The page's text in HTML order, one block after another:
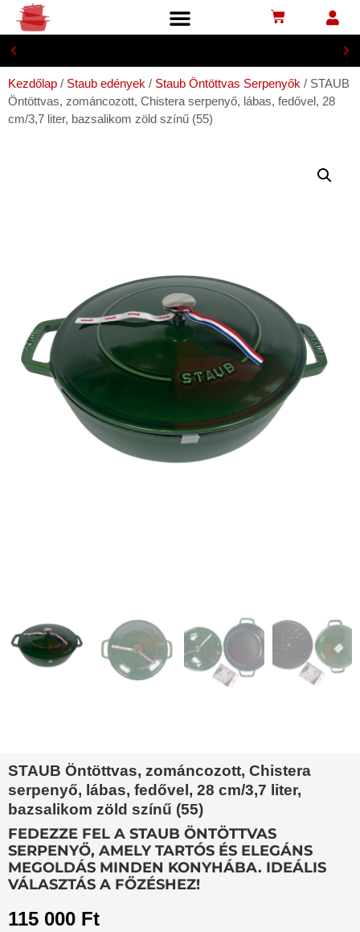
lIngyenesen postapontra, 29
Kezdőlap / Staub edények / Staub Öntöttvas Serpenyők / STAUB
Öntöttvas, zománcozott, Chistera serpenyő, lábas, fedővel, 28
cm/3,7 liter, bazsalikom zöld színű (55)
STAUB Öntöttvas, zománcozott, Chistera
serpenyő, lábas, fedővel, 28 cm/3,7 liter,
bazsalikom zöld színű (55)
FEDEZZE FEL A STAUB ÖNTÖTTVAS
SERPENYŐ, AMELY TARTÓS ÉS ELEGÁNS
MEGOLDÁS MINDEN KONYHÁBA. IDEÁLIS
VÁLASZTÁS A FŐZÉSHEZ!
115 000 Ft